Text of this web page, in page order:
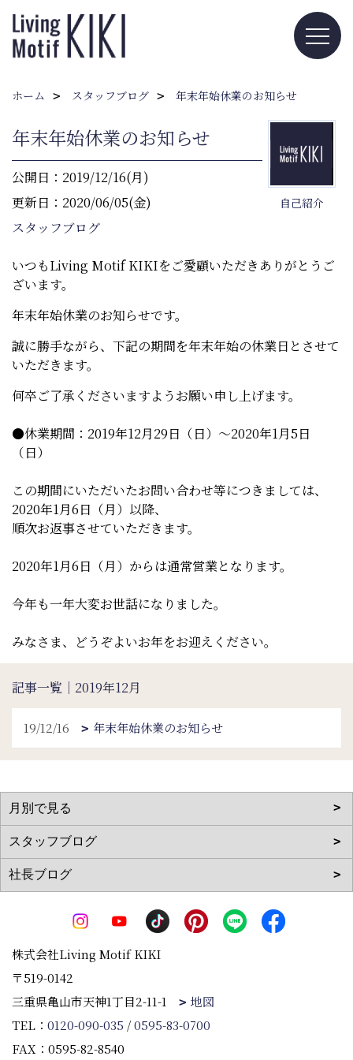
ホーム スタッフブログ 年末年始休業のお知らせ
自己紹介
年末年始休業のお知らせ
公開日：2019/12/16(月)
更新日：2020/06/05(金)
スタッフブログ
いつもLiving Motif KIKIをご愛顧いただきありがとうご
ざいます。
年末年始休業のお知らせです。
誠に勝手ながら、下記の期間を年末年始の休業日とさせて
いただきます。
何卒ご了承くださいますようお願い申し上げます。
●休業期間：2019年12月29日（日）～2020年1月5日
（日）
この期間にいただいたお問い合わせ等につきましては、
2020年1月6日（月）以降、
順次お返事させていただきます。
2020年1月6日（月）からは通常営業となります。
今年も一年大変お世話になりました。
みなさま、どうぞよいお年をお迎えください。
記事一覧｜2019年12月
19/12/16 年末年始休業のお知らせ
株式会社Living Motif KIKI
〒519-0142
三重県亀山市天神1丁目2-11-1
地図
TEL： 0120-090-035 /0595-83-0700
FAX：0595-82-8540